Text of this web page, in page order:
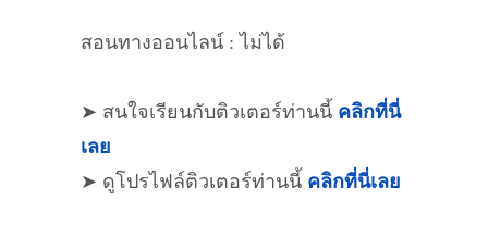
สอนทางออนไลน์ : ไม่ได้
➤ สนใจเรียนกับติวเตอร์ท่านนี้ คลิกที่นี่
เลย
➤ ดูโปรไฟล์ติวเตอร์ท่านนี้ คลิกที่นี่เลย